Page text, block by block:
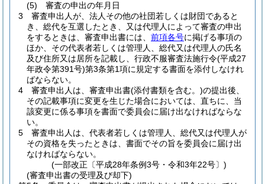
(5)
審査の申出の年月日
3
審査申出人が、法人その他の社団若しくは財団であると
き、総代を互選したとき、又は代理人によって審査の申出
をするときは、審査申出書には、 前項各号に掲げる事項の
ほか、その代表者若しくは管理人、総代又は代理人の氏名
及び住所又は居所を記載し、行政不服審査法施行令(平成27
年政令第391号)第3条第1項に規定する書面を添付しなけれ
ばならない。
4
審査申出人は、審査申出書(添付書類を含む。)の提出後、
その記載事項に変更を生じた場合においては、直ちに、当
該変更に係る事項を書面で委員会に届け出なければならな
い。
5
審査申出人は、代表者若しくは管理人、総代又は代理人が
その資格を失ったときは、書面でその旨を委員会に届け出
なければならない。
(一部改正〔平成28年条例3号・令和3年22号〕)
(審査申出書の受理及び却下)